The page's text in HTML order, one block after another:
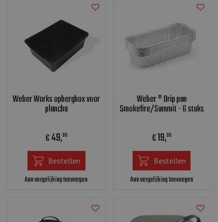
Weber Works opbergbox voor
plancha
€49,99
Bestellen
Aan vergelijking toevoegen
Weber ® Drip pan
Smokefire/Summit - 6 stuks
€19,99
Bestellen
Aan vergelijking toevoegen